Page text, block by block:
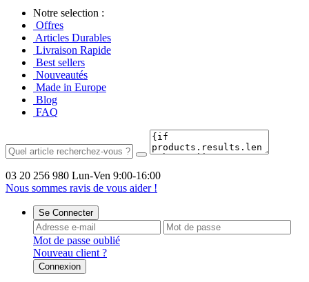
Notre selection :
Offres
Articles Durables
Livraison Rapide
Best sellers
Nouveautés
Made in Europe
Blog
FAQ
03 20 256 980 Lun-Ven 9:00-16:00
Nous sommes ravis de vous aider !
Se Connecter
Mot de passe oublié
Nouveau client ?
Connexion